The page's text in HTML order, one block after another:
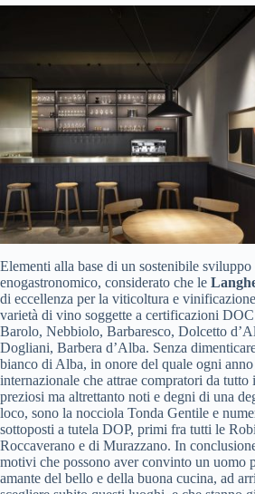
Elementi alla base di un sostenibile sviluppo
enogastronomico, considerato che le
di eccellenza per la viticoltura e
varietà di vino soggette a certificazioni
Barolo, Nebbiolo, Barbaresco, Dolcetto
Dogliani, Barbera d’Alba. Senza
bianco di Alba, in onore del quale ogni
internazionale che attrae compratori da
preziosi ma altrettanto noti e degni di una
loco, sono la nocciola Tonda Gentile e
sottoposti a tutela DOP, primi fra tutti le
Roccaverano e di Murazzano. In
motivi che possono aver convinto un uomo
amante del bello e della buona cucina, ad